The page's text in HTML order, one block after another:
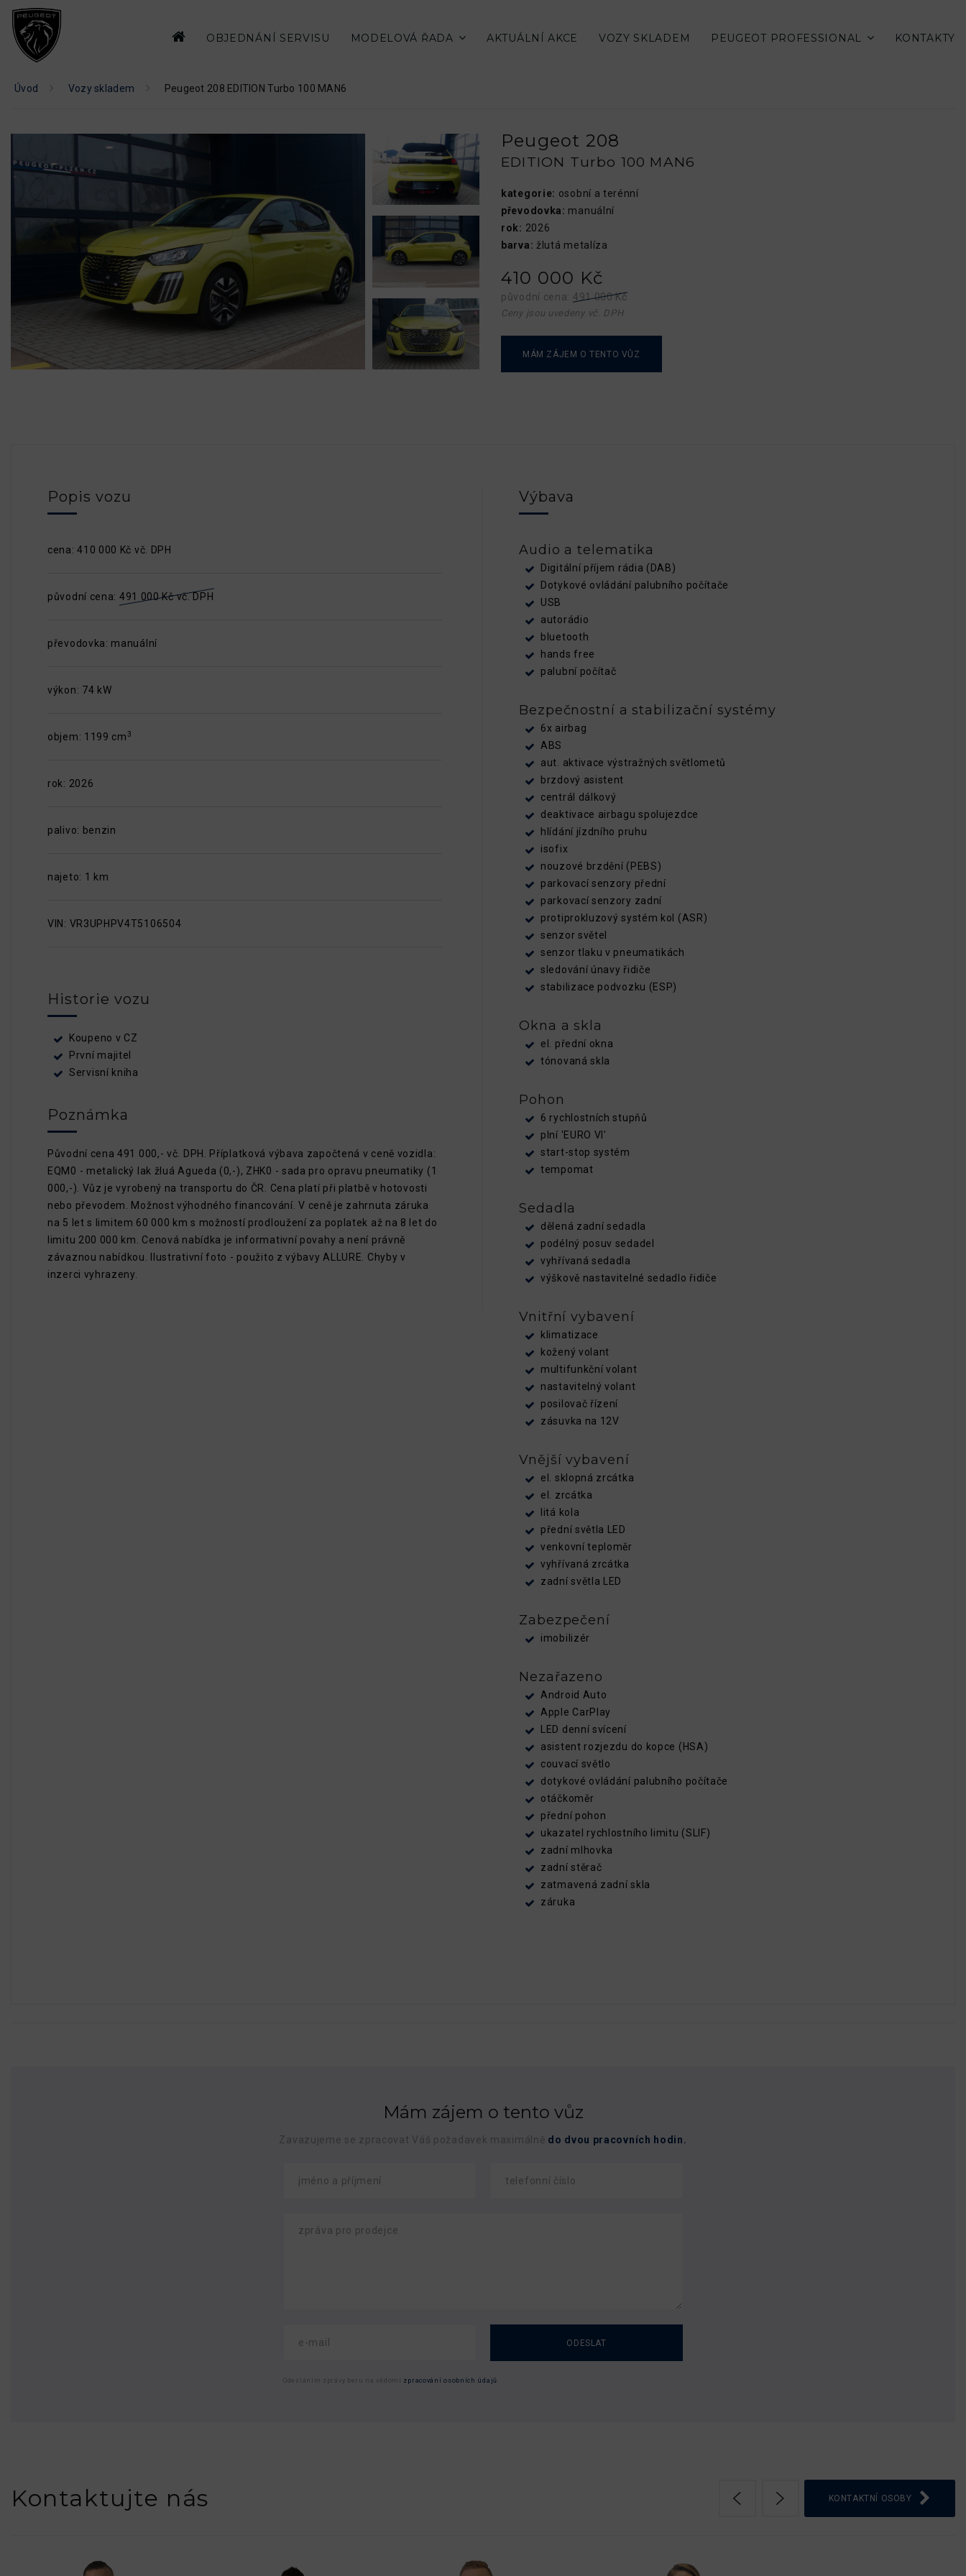
OBJEDNÁNÍ SERVISU MODELOVÁ ŘADA AKTUÁLNÍ AKCE VOZY SKLADEM PEUGEOT PROFESSIONAL KONTAKTY
Úvod Vozy skladem Peugeot 208 EDITION Turbo 100 MAN6
Peugeot 208
EDITION Turbo 100 MAN6
kategorie: osobní a terénní
převodovka: manuální
rok: 2026
barva: žlutá metalíza
410 000 Kč
původní cena: 491 000 Kč
Ceny jsou uvedeny vč. DPH
MÁM ZÁJEM O TENTO VŮZ
Popis vozu
cena: 410 000 Kč vč. DPH
původní cena: 491 000 Kč vč. DPH
převodovka: manuální
výkon: 74 kW
objem: 1199 cm3
rok: 2026
palivo: benzin
najeto: 1 km
VIN: VR3UPHPV4T5106504
Historie vozu
Koupeno v CZ
První majitel
Servisní kniha
Poznámka
Původní cena 491 000,- vč. DPH. Příplatková výbava započtená v ceně vozidla:
EQM0 - metalický lak žluá Agueda (0,-), ZHK0 - sada pro opravu pneumatiky (1
000,-). Vůz je vyrobený na transportu do ČR. Cena platí při platbě v hotovosti
nebo převodem. Možnost výhodného financování. V ceně je zahrnuta záruka
na 5 let s limitem 60 000 km s možností prodloužení za poplatek až na 8 let do
limitu 200 000 km. Cenová nabídka je informativní povahy a není právně
závaznou nabídkou. Ilustrativní foto - použito z výbavy ALLURE. Chyby v
inzerci vyhrazeny.
Výbava
Audio a telematika
Digitální příjem rádia (DAB)
Dotykové ovládání palubního počítače
USB
autorádio
bluetooth
hands free
palubní počítač
Bezpečnostní a stabilizační systémy
6x airbag
ABS
aut. aktivace výstražných světlometů
brzdový asistent
centrál dálkový
deaktivace airbagu spolujezdce
hlídání jízdního pruhu
isofix
nouzové brzdění (PEBS)
parkovací senzory přední
parkovací senzory zadní
protiprokluzový systém kol (ASR)
senzor světel
senzor tlaku v pneumatikách
sledování únavy řidiče
stabilizace podvozku (ESP)
Okna a skla
el. přední okna
tónovaná skla
Pohon
6 rychlostních stupňů
plní 'EURO VI'
start-stop systém
tempomat
Sedadla
dělená zadní sedadla
podélný posuv sedadel
vyhřívaná sedadla
výškově nastavitelné sedadlo řidiče
Vnitřní vybavení
klimatizace
kožený volant
multifunkční volant
nastavitelný volant
posilovač řízení
zásuvka na 12V
Vnější vybavení
el. sklopná zrcátka
el. zrcátka
litá kola
přední světla LED
venkovní teploměr
vyhřívaná zrcátka
zadní světla LED
Zabezpečení
imobilizér
Nezařazeno
Android Auto
Apple CarPlay
LED denní svícení
asistent rozjezdu do kopce (HSA)
couvací světlo
dotykové ovládání palubního počítače
otáčkoměr
přední pohon
ukazatel rychlostního limitu (SLIF)
zadní mlhovka
zadní stěrač
zatmavená zadní skla
záruka
Mám zájem o tento vůz
Zavazujeme se zpracovat Váš požadavek maximálně do dvou pracovních hodin.
ODESLAT
Odesláním zprávy beru na vědomí zpracování osobních údajů
Kontaktujte nás KONTAKTNÍ OSOBY